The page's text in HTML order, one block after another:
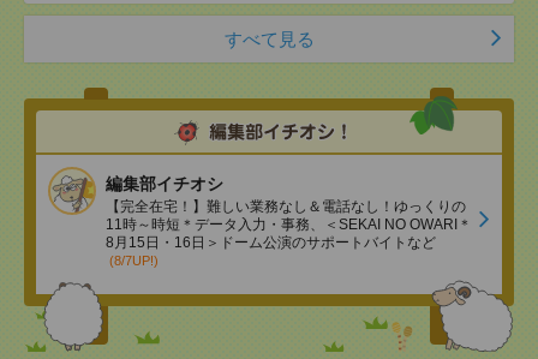
すべて見る
編集部イチオシ
【完全在宅！】難しい業務なし＆電話なし！ゆっくりの
11時～時短＊データ入力・事務、＜SEKAI NO OWARI＊
8月15日・16日＞ドーム公演のサポートバイトなど
(8/7UP!)